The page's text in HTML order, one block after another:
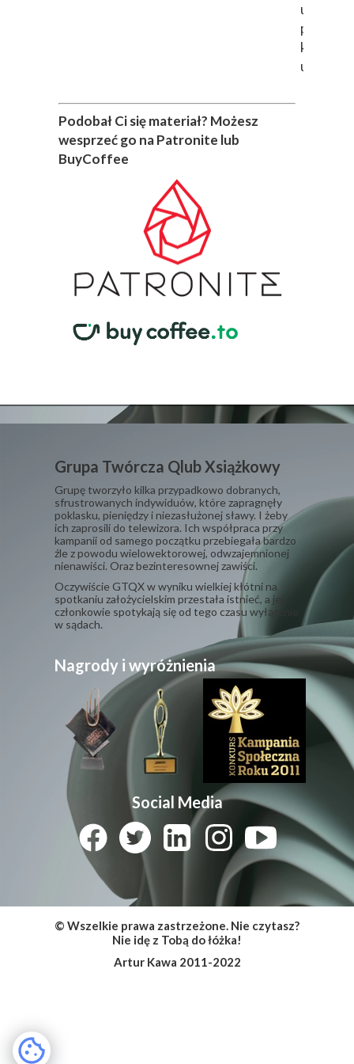
kiedyś i
Podobał Ci się materiał? Możesz
wesprzeć go na Patronite lub
BuyCoffee
Grupa Twórcza Qlub Xsiążkowy
Grupę tworzyło kilka przypadkowo dobranych,
sfrustrowanych indywiduów, które zapragnęły
poklasku, pieniędzy i niezasłużonej sławy. I żeby
ich zaprosili do telewizora. Ich współpraca przy
kampanii od samego początku przebiegała bardzo
źle z powodu wielowektorowej, odwzajemnionej
nienawiści. Oraz bezinteresownej zawiści.
​Oczywiście GTQX w wyniku wielkiej kłótni na
spotkaniu założycielskim przestała istnieć, a jej
członkowie spotykają się od tego czasu wyłącznie
w sądach.
Social Media
Nagrody i wyróżnienia
© Wszelkie prawa zastrzeżone. Nie czytasz?
Nie idę z Tobą do łóżka!
Artur Kawa 2011-2022